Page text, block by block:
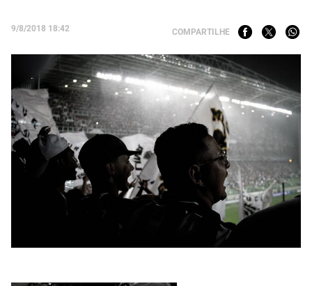
9/8/2018 18:42 COMPARTILHE